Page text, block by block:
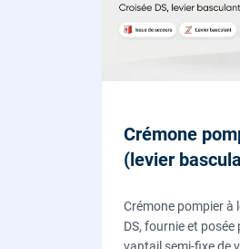
Crémone
(levier
Crémone pompier à
DS, fournie et